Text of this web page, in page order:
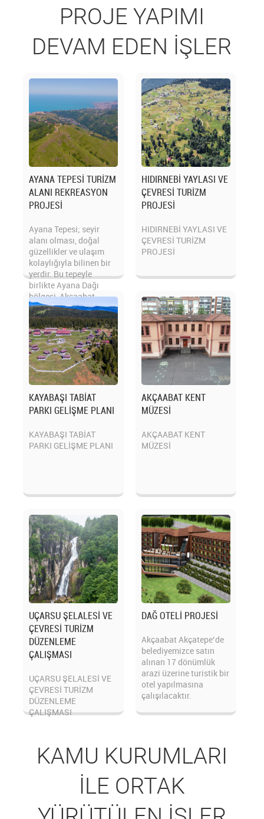
PROJE YAPIMI
DEVAM EDEN İŞLER
AYANA TEPESİ TURİZM
ALANI REKREASYON
PROJESİ
Ayana Tepesi; seyir
alanı olması, doğal
güzellikler ve ulaşım
kolaylığıyla bilinen bir
yerdir. Bu tepeyle
birlikte Ayana Dağı
bölgesi, Akçaabat
Beledi...
HIDIRNEBİ YAYLASI VE
ÇEVRESİ TURİZM
PROJESİ
HIDIRNEBİ YAYLASI VE
ÇEVRESİ TURİZM
PROJESİ
KAYABAŞI TABİAT
PARKI GELİŞME PLANI
KAYABAŞI TABİAT
PARKI GELİŞME PLANI
AKÇAABAT KENT
MÜZESİ
AKÇAABAT KENT
MÜZESİ
UÇARSU ŞELALESİ VE
ÇEVRESİ TURİZM
DÜZENLEME
ÇALIŞMASI
UÇARSU ŞELALESİ VE
ÇEVRESİ TURİZM
DÜZENLEME
ÇALIŞMASI
DAĞ OTELİ PROJESİ
Akçaabat Akçatepe’de
belediyemizce satın
alınan 17 dönümlük
arazi üzerine turistik bir
otel yapılmasına
çalışılacaktır.
KAMU KURUMLARI
İLE ORTAK